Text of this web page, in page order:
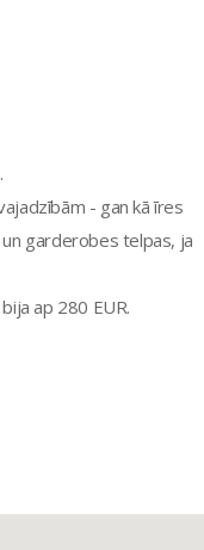
- gan kā īres
garderobes telpas, ja
ap 280 EUR.